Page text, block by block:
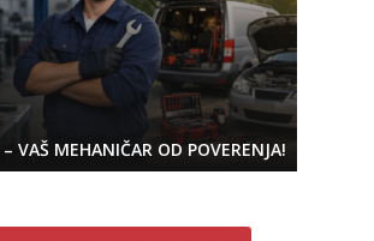
VAŠ MEHANIČAR OD POVERENJA!